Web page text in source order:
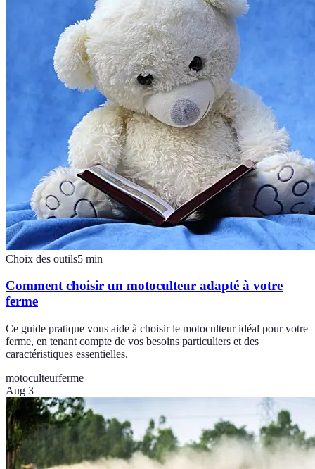
Choix des outils5 min
Comment choisir un motoculteur adapté à votre
ferme
Ce guide pratique vous aide à choisir le motoculteur idéal pour votre
ferme, en tenant compte de vos besoins particuliers et des
caractéristiques essentielles.
motoculteurferme
Aug 3